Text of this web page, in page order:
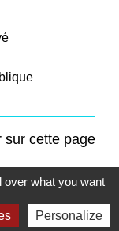
sur cette page
over what you want
Personalize